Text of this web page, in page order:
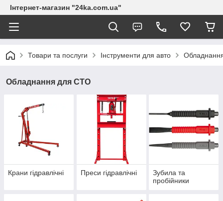
Інтернет-магазин "24ka.com.ua"
Товари та послуги Інструменти для авто
Обладнання для СТО
Крани гідравлічні Преси гідравлічні
Зубила та
пробійники